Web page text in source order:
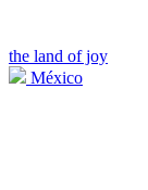
the land of joy
México